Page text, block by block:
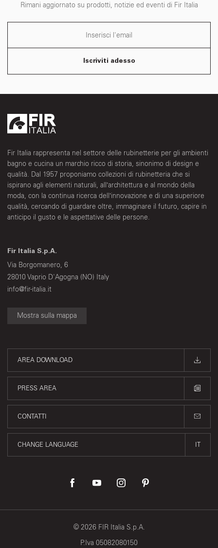
Rimani aggiornato su prodotti, notizie ed eventi di Fir Italia
Iscriviti adesso
Fir Italia rappresenta nel settore delle rubinetterie per gli ambienti
bagno e cucina un marchio ricco di storia, sinonimo di design e
qualità. Dal 1957 proponiamo collezioni di rubinetteria che si
ispirano agli elementi naturali, all’architettura e al mondo della
moda, con la continua ricerca dell’innovazione e di una superiore
qualità, cercando di guardare oltre, immaginare il futuro, capire in
anticipo il gusto e le aspettative delle persone.
Fir Italia S.p.A.
Via Borgomanero, 6
28010 Vaprio D'Agogna (NO) Italy
info@fir-italia.it
Mostra sulla mappa
AREA DOWNLOAD
PRESS AREA
CONTATTI
CHANGE LANGUAGE IT
© 2026 FIR Italia S.p.A.
P.Iva 05082080150